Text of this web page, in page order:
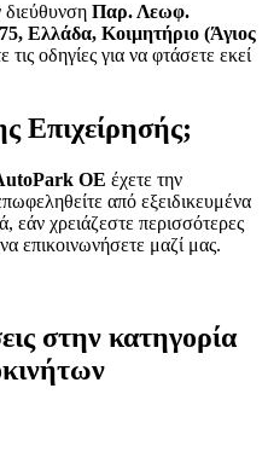
διεύθυνση Παρ. Λεωφ.
Ελλάδα, Κοιμητήριο (Άγιος
τις οδηγίες για να φτάσετε εκεί
Επιχείρησής;
OE έχετε την
από εξειδικευμένα
εάν χρειάζεστε περισσότερες
επικοινωνήσετε μαζί μας.
στην κατηγορία